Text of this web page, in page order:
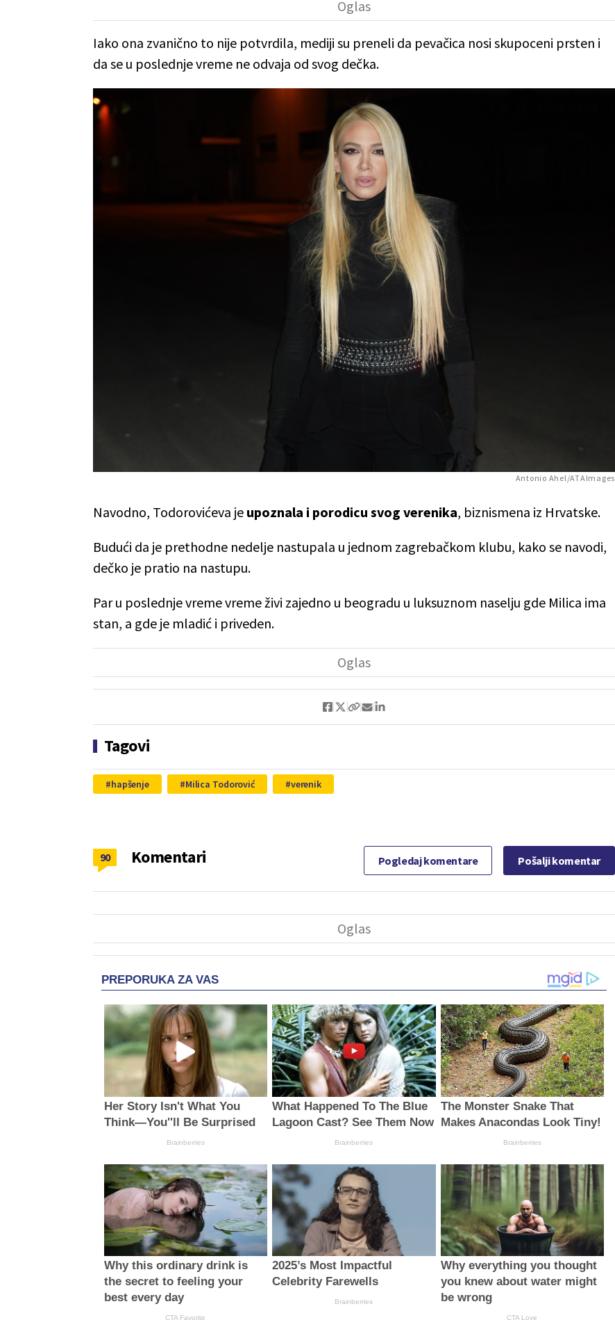
Iako ona zvanično to nije potvrdila, mediji su preneli da pevačica nosi skupoceni prsten i
da se u poslednje vreme ne odvaja od svog dečka.
Antonio Ahel/ATAImages
Navodno, Todorovićeva je upoznala i porodicu svog verenika, biznismena iz Hrvatske.
Budući da je prethodne nedelje nastupala u jednom zagrebačkom klubu, kako se navodi,
dečko je pratio na nastupu.
Par u poslednje vreme vreme živi zajedno u beogradu u luksuznom naselju gde Milica ima
stan, a gde je mladić i priveden.
Tagovi
hapšenje Milica Todorović verenik
Komentari
90 Pogledaj komentare Pošalji komentar
PREPORUKA ZA VAS
Her Story Isn't What You
Think—You''ll Be Surprised
Brainberries
What Happened To The Blue
Lagoon Cast? See Them Now
Brainberries
The Monster Snake That
Makes Anacondas Look Tiny!
Brainberries
Why this ordinary drink is
the secret to feeling your
best every day
CTA Favorite
2025’s Most Impactful
Celebrity Farewells
Brainberries
Why everything you thought
you knew about water might
be wrong
CTA Love